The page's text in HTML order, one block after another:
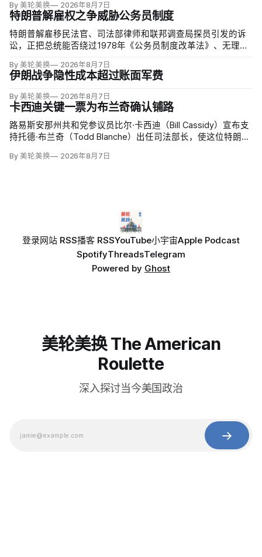
By 美轮美换 2026年8月7日
特朗普解雇权之争威胁公务员制度
特朗普解雇移民法官、司法部律师和联邦调查局探员引发的诉
讼，正把总统能否绕过1978年《公务员制度改革法》、无理由
天将全院审理两名前移民法官梅根·杰克勒（Megan Jackler）
和布兰登·贾罗赫（Brandon Jaroc…
By 美轮美换 2026年8月7日
伊朗战争隐性成本超过账面军费
By 美轮美换 2026年8月7日
卡西迪关键一票为布兰奇确认铺路
路易斯安那州共和党参议员比尔·卡西迪（Bill Cassidy）宣布支
持托德·布兰奇（Todd Blanche）出任司法部长，使这位特朗普
By 美轮美换 2026年8月7日
登录网站 RSS播客 RSSYouTube小宇宙Apple Podcast
SpotifyThreadsTelegram
Powered by Ghost
美轮美换 The American
Roulette
深入探讨当今美国政治